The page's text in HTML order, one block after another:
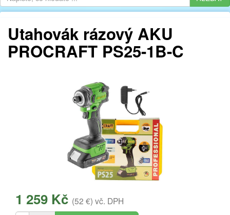
Utahovák rázový AKU
PROCRAFT PS25-1B-C
1 259 Kč (52 €) vč. DPH